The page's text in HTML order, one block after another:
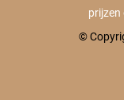
prijzen
©